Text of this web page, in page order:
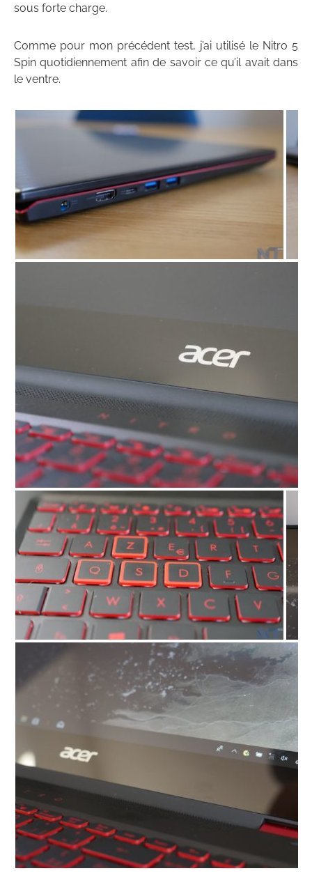
sous forte charge.
Comme pour mon précédent test, j’ai utilisé le Nitro 5
Spin quotidiennement afin de savoir ce qu’il avait dans
le ventre.